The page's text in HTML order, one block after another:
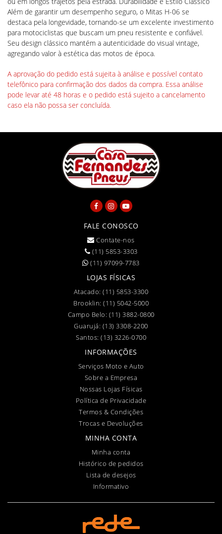
Além de garantir um desempenho seguro, o Mitas H-06 se
destaca pela longevidade, tornando-se um excelente investimento
para motociclistas que buscam um pneu resistente e confiável.
Seu design clássico mantém a autenticidade do visual vintage,
agregando valor à estética das motos de época.
A aprovação do pedido está sujeita à análise e possível contato
telefônico para confirmação dos dados da compra. Essa análise
pode levar até 48 horas e o pedido está sujeito a cancelamento
caso ela não possa ser concluída.
FALE CONOSCO
Contate-nos
(11) 5853-3303
(11) 97099-7783
LOJAS FÍSICAS
Atacado:(11) 5853-3300
Brooklin: (11) 5042-5000
Campo Belo: (11) 3882-0800
Guarujá: (13) 3308-2200
Santos: (13) 3226-0700
INFORMAÇÕES
Serviços Moto e Auto
Sobre a Empresa
Nossas Lojas Físicas
Política de Privacidade
Termos & Condições
Trocas e Devoluções
MINHA CONTA
Minha conta
Histórico de pedidos
Lista de desejos
Informativo